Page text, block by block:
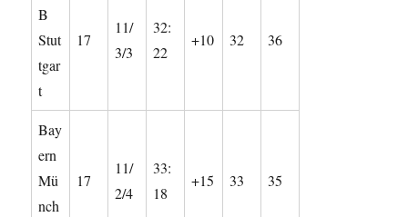
B
Stut
tgar
t
17
11/
3/3
32:
22
+10 32 36
Bay
ern
Mü
nch
17
11/
2/4
33:
18
+15 33 35